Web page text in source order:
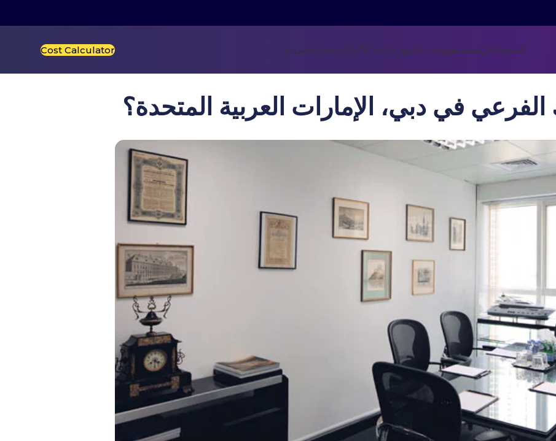
الصفحة الرئيسيةمعلومات عنامواردإعداد الأعمالخدماتاتصل بنا Cost Calculator
في دبي، الإمارات العربية المتحدة؟